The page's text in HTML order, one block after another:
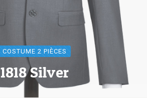
COSTUME 2 PIÈCES
1818 Silver